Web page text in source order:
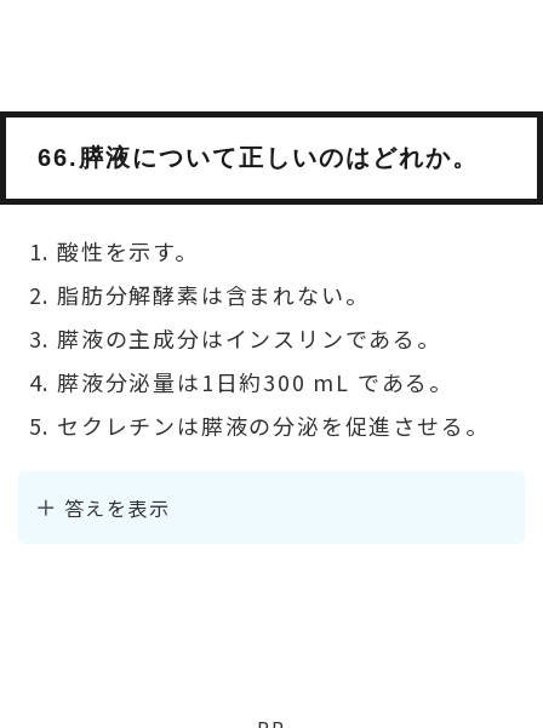
66.膵液について正しいのはどれか。
酸性を示す。
脂肪分解酵素は含まれない。
膵液の主成分はインスリンである。
膵液分泌量は1日約300 mL である。
セクレチンは膵液の分泌を促進させる。
答えを表示